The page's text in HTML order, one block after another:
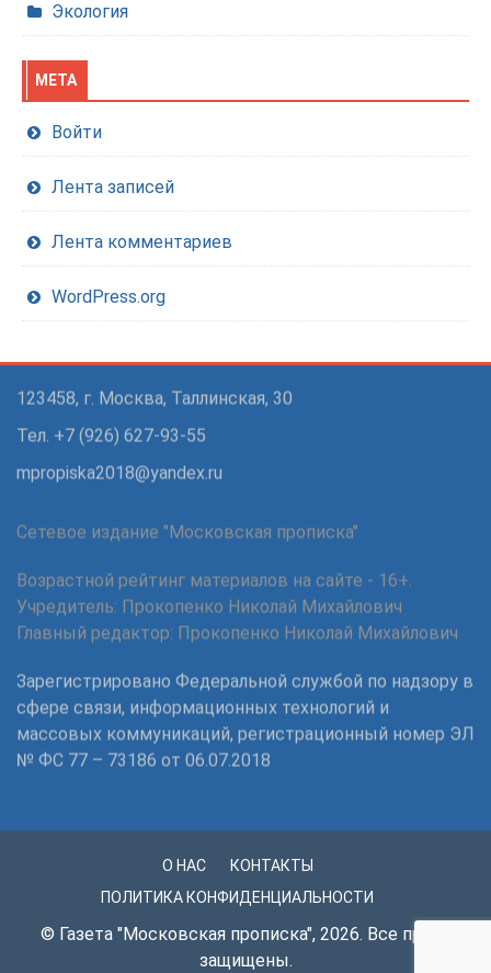
Экология
МЕТА
Войти
Лента записей
Лента комментариев
WordPress.org
123458, г. Москва, Таллинская, 30
Тел. +7 (926) 627-93-55
mpropiska2018@yandex.ru
Сетевое издание "Московская прописка"
Возрастной рейтинг материалов на сайте - 16+.
Учредитель: Прокопенко Николай Михайлович
Главный редактор: Прокопенко Николай Михайлович
Зарегистрировано Федеральной службой по надзору в
сфере связи, информационных технологий и
массовых коммуникаций, регистрационный номер ЭЛ
№ ФС 77 – 73186 от 06.07.2018
О НАС
КОНТАКТЫ
ПОЛИТИКА КОНФИДЕНЦИАЛЬНОСТИ
© Газета "Московская прописка", 2026. Все права
защищены.